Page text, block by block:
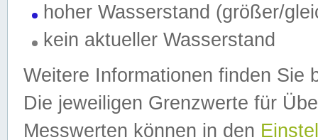
hoher Wasserstand (größer/
kein aktueller Wasserstand
Weitere Informationen finden Sie
Die jeweiligen Grenzwerte für
Messwerten können in den